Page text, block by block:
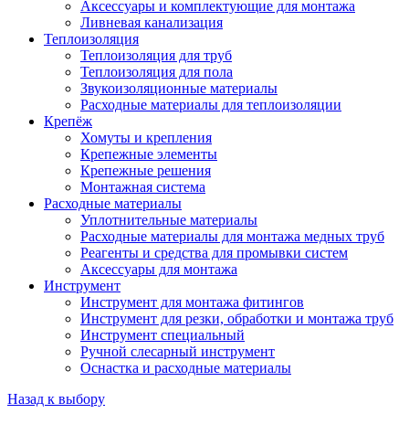
Аксессуары и комплектующие для монтажа
Ливневая канализация
Теплоизоляция
Теплоизоляция для труб
Теплоизоляция для пола
Звукоизоляционные материалы
Расходные материалы для теплоизоляции
Крепёж
Хомуты и крепления
Крепежные элементы
Крепежные решения
Монтажная система
Расходные материалы
Уплотнительные материалы
Расходные материалы для монтажа медных труб
Реагенты и средства для промывки систем
Аксессуары для монтажа
Инструмент
Инструмент для монтажа фитингов
Инструмент для резки, обработки и монтажа труб
Инструмент специальный
Ручной слесарный инструмент
Оснастка и расходные материалы
Назад к выбору